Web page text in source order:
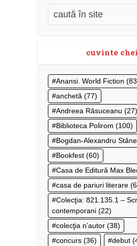
cuvinte
Anansi. World Fiction
anchetă (77)
Andreea Răsuceanu (27)
Biblioteca Polirom (100)
Bogdan-Alexandru
Bookfest (60)
Casa de Editură Max
casa de pariuri literare
Colecţia: 821.135.1 –
contemporani (22)
colecţia n’autor (38)
concurs (36) debut